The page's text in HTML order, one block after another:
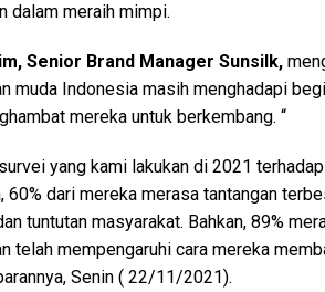
dalam meraih mimpi.
Senior Brand Manager Sunsilk,
muda Indonesia masih menghadapi
mereka untuk berkembang. “
yang kami lakukan di 2021
60% dari mereka merasa tantangan
tuntutan masyarakat. Bahkan, 89%
telah mempengaruhi cara mereka
Senin ( 22/11/2021).